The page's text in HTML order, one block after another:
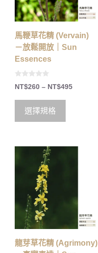
馬鞭草花精 (Vervain)
－放鬆開放｜Sun
Essences
0
o
t
5
NT$260 – NT$495
選擇規格
龍芽草花精 (Agrimony)